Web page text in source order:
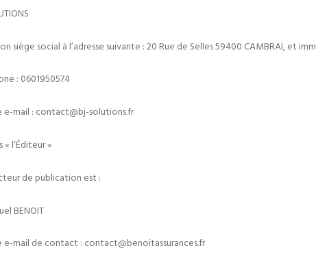
siège social à l’adresse suivante : 20 Rue de Selles 59400 CAMBRAI, et
: 0601950574
e-mail : contact@bj-solutions.fr
« l’Éditeur »
de publication est :
BENOIT
e-mail de contact : contact@benoitassurances.fr